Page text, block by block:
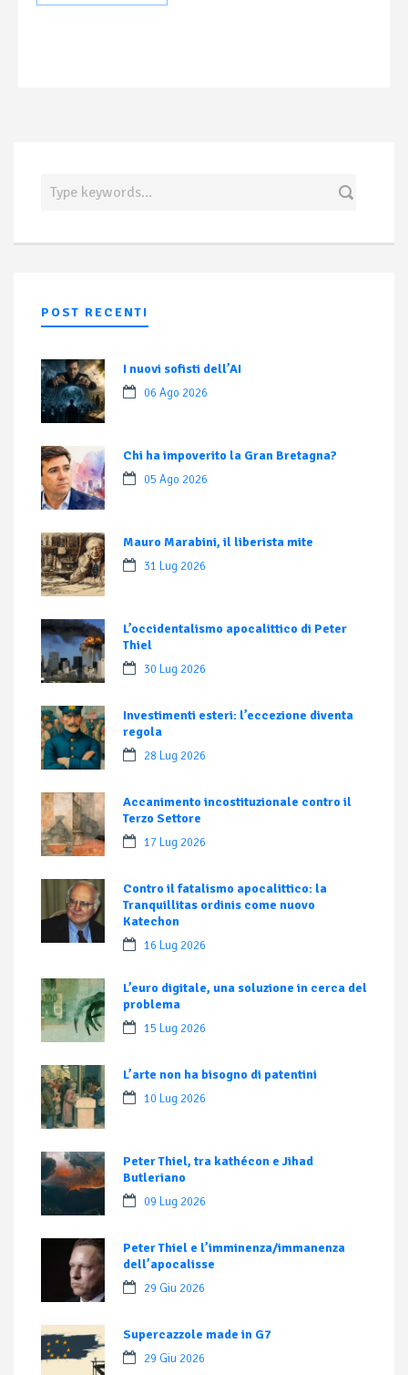
POST RECENTI
I nuovi sofisti dell’AI
06 Ago 2026
Chi ha impoverito la Gran Bretagna?
05 Ago 2026
Mauro Marabini, il liberista mite
31 Lug 2026
L’occidentalismo apocalittico di Peter
Thiel
30 Lug 2026
Investimenti esteri: l’eccezione diventa
regola
28 Lug 2026
Accanimento incostituzionale contro il
Terzo Settore
17 Lug 2026
Contro il fatalismo apocalittico: la
Tranquillitas ordinis come nuovo
Katechon
16 Lug 2026
L’euro digitale, una soluzione in cerca del
problema
15 Lug 2026
L’arte non ha bisogno di patentini
10 Lug 2026
Peter Thiel, tra kathécon e Jihad
Butleriano
09 Lug 2026
Peter Thiel e l’imminenza/immanenza
dell’apocalisse
29 Giu 2026
Supercazzole made in G7
29 Giu 2026